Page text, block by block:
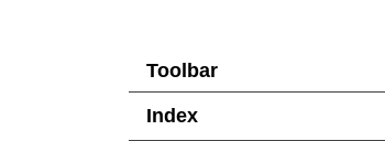
Toolbar
Index